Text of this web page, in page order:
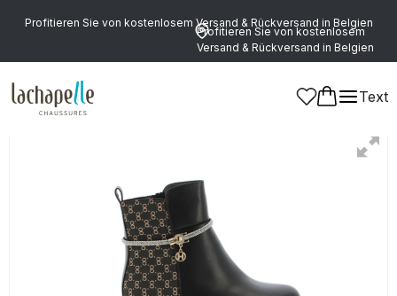
Profitieren Sie von kostenlosem Versand & Rückversand in Belgien
Profitieren Sie von kostenlosem
Versand & Rückversand in Belgien
Text
Damen